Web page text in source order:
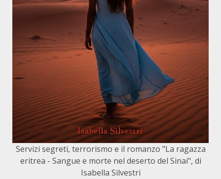
Servizi segreti, terrorismo e il romanzo "La ragazza
eritrea - Sangue e morte nel deserto del Sinai", di
Isabella Silvestri